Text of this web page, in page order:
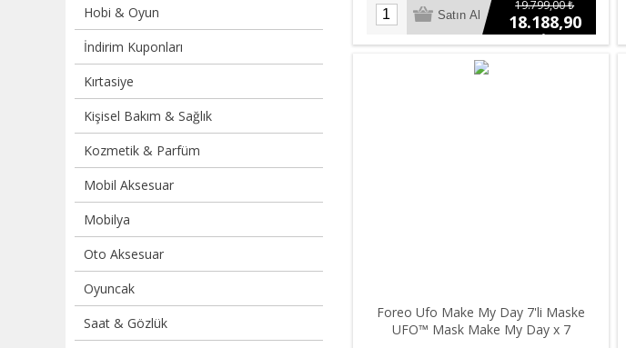
Hobi & Oyun
İndirim Kuponları
Kırtasiye
Kişisel Bakım & Sağlık
Kozmetik & Parfüm
Mobil Aksesuar
Mobilya
Oto Aksesuar
Oyuncak
Saat & Gözlük
19.799,00 ₺
18.188,90
₺
Foreo Ufo Make My Day 7'li Maske
UFO™ Mask Make My Day x 7